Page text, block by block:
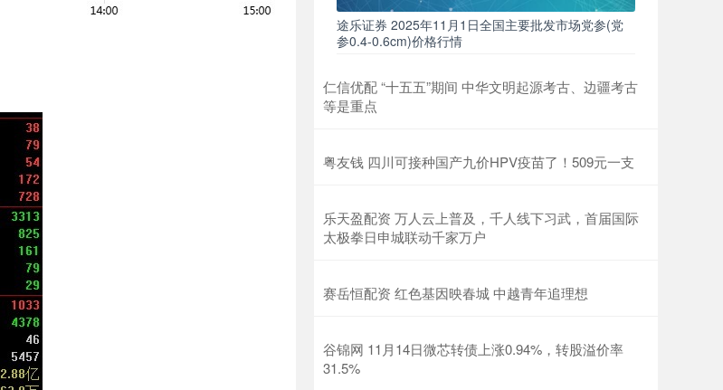
途乐证券 2025年11月1日全国主要批发市场党参(党
参0.4-0.6cm)价格行情
仁信优配 “十五五”期间 中华文明起源考古、边疆考古
等是重点
粤友钱 四川可接种国产九价HPV疫苗了！509元一支
乐天盈配资 万人云上普及，千人线下习武，首届国际
太极拳日申城联动千家万户
赛岳恒配资 红色基因映春城 中越青年追理想
谷锦网 11月14日微芯转债上涨0.94%，转股溢价率
31.5%